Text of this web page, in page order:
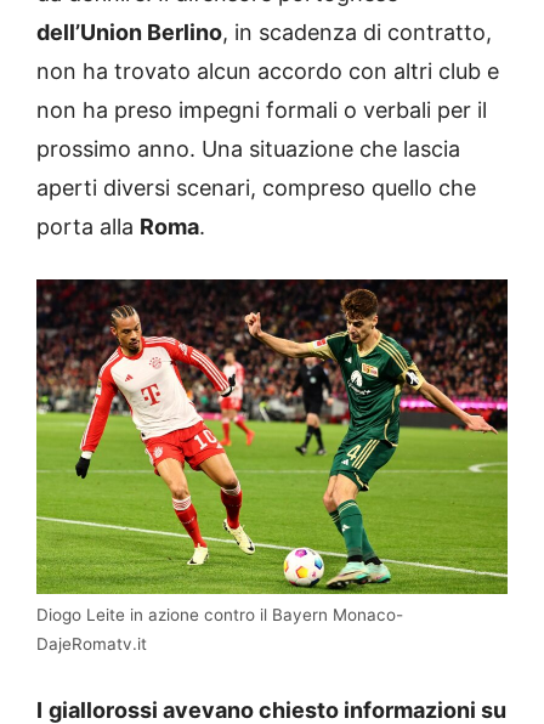
dell’Union Berlino, in scadenza di contratto,
non ha trovato alcun accordo con altri club e
non ha preso impegni formali o verbali per il
prossimo anno. Una situazione che lascia
aperti diversi scenari, compreso quello che
porta alla Roma.
Diogo Leite in azione contro il Bayern Monaco-
DajeRomatv.it
I giallorossi avevano chiesto informazioni su